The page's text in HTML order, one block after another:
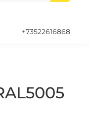
+73522616868